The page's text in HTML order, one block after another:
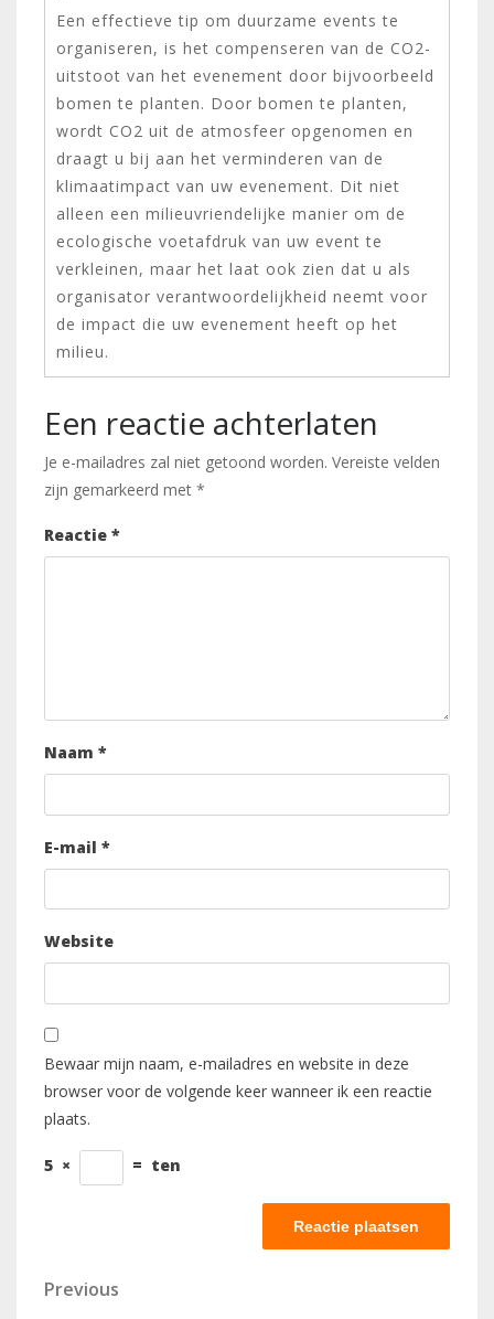
Een effectieve tip om duurzame events te
organiseren, is het compenseren van de CO2-
uitstoot van het evenement door bijvoorbeeld
bomen te planten. Door bomen te planten,
wordt CO2 uit de atmosfeer opgenomen en
draagt u bij aan het verminderen van de
klimaatimpact van uw evenement. Dit niet
alleen een milieuvriendelijke manier om de
ecologische voetafdruk van uw event te
verkleinen, maar het laat ook zien dat u als
organisator verantwoordelijkheid neemt voor
de impact die uw evenement heeft op het
milieu.
Een reactie achterlaten
Je e-mailadres zal niet getoond worden. Vereiste velden
zijn gemarkeerd met *
Reactie *
Naam *
E-mail *
Website
Bewaar mijn naam, e-mailadres en website in deze
browser voor de volgende keer wanneer ik een reactie
plaats.
5 × = ten
Berichtnavigatie
Previous
Previous